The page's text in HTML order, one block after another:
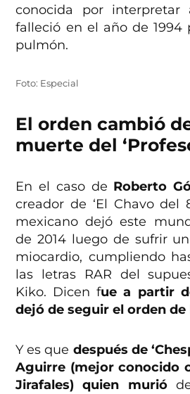
conocida por interpretar
falleció en el año de 1994
pulmón.
Foto: Especial
El orden cambió
muerte del
En el caso de Roberto
creador de ‘El Chavo del
mexicano dejó este
de 2014 luego de sufrir
miocardio, cumpliendo
las letras RAR del
Kiko. Dicen fue a partir
dejó de seguir el orden de
Y es que después de
Aguirre (mejor conocido
Jirafales) quien murióde